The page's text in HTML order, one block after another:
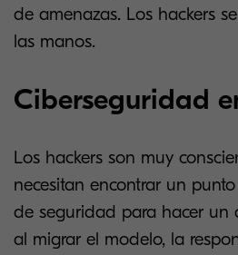
de amenazas. Los hackers
las manos.
Ciberseguridad
Los hackers son muy
necesitan encontrar un
de seguridad para hacer un
al migrar el modelo, la